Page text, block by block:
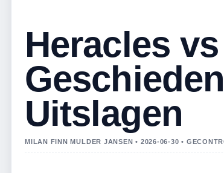
Heracles
Uitslagen
MILAN FINN MULDER JANSEN • 2026-06-30 •